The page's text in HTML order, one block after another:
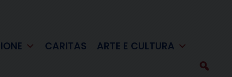
CARITAS
ARTE E CULTURA